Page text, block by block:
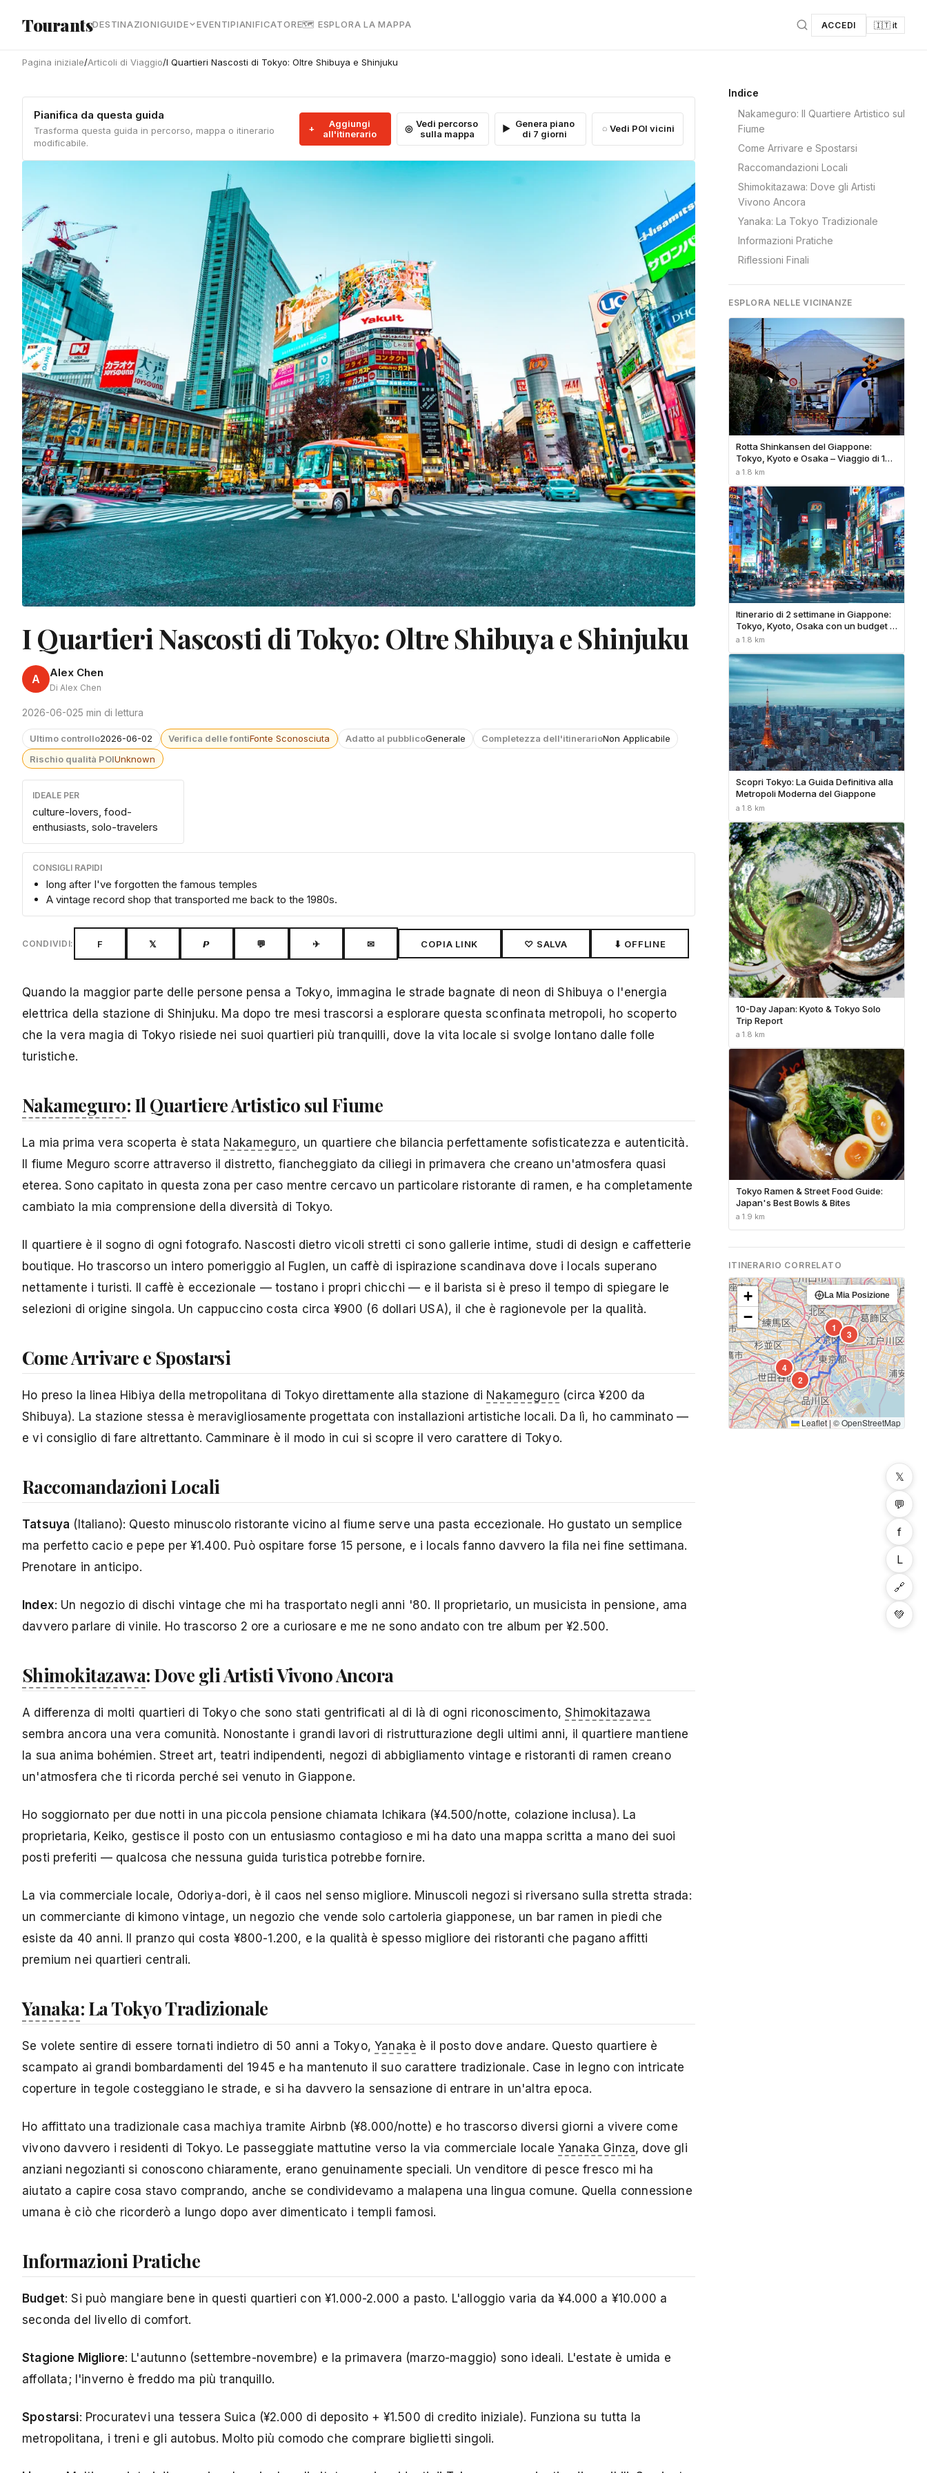
TourantsDESTINAZIONIGUIDE EVENTIPIANIFICATORE🗺 ESPLORA LA MAPPA ACCEDI 🇮🇹 it
Pagina iniziale/Articoli di Viaggio/I Quartieri Nascosti di Tokyo: Oltre Shibuya e Shinjuku
Pianifica da questa guida
Trasforma questa guida in percorso, mappa o itinerario
modificabile.
Aggiungi
all'itinerario
Vedi percorso
sulla mappa
Genera piano
di 7 giorni
Vedi POI vicini
I Quartieri Nascosti di Tokyo: Oltre Shibuya e Shinjuku
A Alex Chen
Di Alex Chen
2026-06-025 min di lettura
Ultimo controllo2026-06-02 Verifica delle fontiFonte Sconosciuta Adatto al pubblicoGenerale Completezza dell'itinerarioNon Applicabile
Rischio qualità POIUnknown
IDEALE PER
culture-lovers, food-
enthusiasts, solo-travelers
CONSIGLI RAPIDI
long after I've forgotten the famous temples
A vintage record shop that transported me back to the 1980s.
CONDIVIDI: F 𝕏 𝙋 💬 ✈ ✉ COPIA LINK ♡ SALVA ⬇ OFFLINE
Quando la maggior parte delle persone pensa a Tokyo, immagina le strade bagnate di neon di Shibuya o l'energia
elettrica della stazione di Shinjuku. Ma dopo tre mesi trascorsi a esplorare questa sconfinata metropoli, ho scoperto
che la vera magia di Tokyo risiede nei suoi quartieri più tranquilli, dove la vita locale si svolge lontano dalle folle
turistiche.
Nakameguro: Il Quartiere Artistico sul Fiume
La mia prima vera scoperta è stata Nakameguro, un quartiere che bilancia perfettamente sofisticatezza e autenticità.
Il fiume Meguro scorre attraverso il distretto, fiancheggiato da ciliegi in primavera che creano un'atmosfera quasi
eterea. Sono capitato in questa zona per caso mentre cercavo un particolare ristorante di ramen, e ha completamente
cambiato la mia comprensione della diversità di Tokyo.
Il quartiere è il sogno di ogni fotografo. Nascosti dietro vicoli stretti ci sono gallerie intime, studi di design e caffetterie
boutique. Ho trascorso un intero pomeriggio al Fuglen, un caffè di ispirazione scandinava dove i locals superano
nettamente i turisti. Il caffè è eccezionale — tostano i propri chicchi — e il barista si è preso il tempo di spiegare le
selezioni di origine singola. Un cappuccino costa circa ¥900 (6 dollari USA), il che è ragionevole per la qualità.
Come Arrivare e Spostarsi
Ho preso la linea Hibiya della metropolitana di Tokyo direttamente alla stazione di Nakameguro(circa ¥200 da
Shibuya). La stazione stessa è meravigliosamente progettata con installazioni artistiche locali. Da lì, ho camminato —
e vi consiglio di fare altrettanto. Camminare è il modo in cui si scopre il vero carattere di Tokyo.
Raccomandazioni Locali
Tatsuya (Italiano): Questo minuscolo ristorante vicino al fiume serve una pasta eccezionale. Ho gustato un semplice
ma perfetto cacio e pepe per ¥1.400. Può ospitare forse 15 persone, e i locals fanno davvero la fila nei fine settimana.
Prenotare in anticipo.
Index: Un negozio di dischi vintage che mi ha trasportato negli anni '80. Il proprietario, un musicista in pensione, ama
davvero parlare di vinile. Ho trascorso 2 ore a curiosare e me ne sono andato con tre album per ¥2.500.
Shimokitazawa: Dove gli Artisti Vivono Ancora
A differenza di molti quartieri di Tokyo che sono stati gentrificati al di là di ogni riconoscimento,Shimokitazawa
sembra ancora una vera comunità. Nonostante i grandi lavori di ristrutturazione degli ultimi anni, il quartiere mantiene
la sua anima bohémien. Street art, teatri indipendenti, negozi di abbigliamento vintage e ristoranti di ramen creano
un'atmosfera che ti ricorda perché sei venuto in Giappone.
Ho soggiornato per due notti in una piccola pensione chiamata Ichikara (¥4.500/notte, colazione inclusa). La
proprietaria, Keiko, gestisce il posto con un entusiasmo contagioso e mi ha dato una mappa scritta a mano dei suoi
posti preferiti — qualcosa che nessuna guida turistica potrebbe fornire.
La via commerciale locale, Odoriya-dori, è il caos nel senso migliore. Minuscoli negozi si riversano sulla stretta strada:
un commerciante di kimono vintage, un negozio che vende solo cartoleria giapponese, un bar ramen in piedi che
esiste da 40 anni. Il pranzo qui costa ¥800-1.200, e la qualità è spesso migliore dei ristoranti che pagano affitti
premium nei quartieri centrali.
Yanaka: La Tokyo Tradizionale
Se volete sentire di essere tornati indietro di 50 anni a Tokyo,Yanaka è il posto dove andare. Questo quartiere è
scampato ai grandi bombardamenti del 1945 e ha mantenuto il suo carattere tradizionale. Case in legno con intricate
coperture in tegole costeggiano le strade, e si ha davvero la sensazione di entrare in un'altra epoca.
Ho affittato una tradizionale casa machiya tramite Airbnb (¥8.000/notte) e ho trascorso diversi giorni a vivere come
vivono davvero i residenti di Tokyo. Le passeggiate mattutine verso la via commerciale locale Yanaka Ginza, dove gli
anziani negozianti si conoscono chiaramente, erano genuinamente speciali. Un venditore di pesce fresco mi ha
aiutato a capire cosa stavo comprando, anche se condividevamo a malapena una lingua comune. Quella connessione
umana è ciò che ricorderò a lungo dopo aver dimenticato i templi famosi.
Informazioni Pratiche
Budget: Si può mangiare bene in questi quartieri con ¥1.000-2.000 a pasto. L'alloggio varia da ¥4.000 a ¥10.000 a
seconda del livello di comfort.
Stagione Migliore: L'autunno (settembre-novembre) e la primavera (marzo-maggio) sono ideali. L'estate è umida e
affollata; l'inverno è freddo ma più tranquillo.
Spostarsi: Procuratevi una tessera Suica (¥2.000 di deposito + ¥1.500 di credito iniziale). Funziona su tutta la
metropolitana, i treni e gli autobus. Molto più comodo che comprare biglietti singoli.
Indice
Nakameguro: Il Quartiere Artistico sul
Fiume
Come Arrivare e Spostarsi
Raccomandazioni Locali
Shimokitazawa: Dove gli Artisti
Vivono Ancora
Yanaka: La Tokyo Tradizionale
Informazioni Pratiche
Riflessioni Finali
ESPLORA NELLE VICINANZE
Rotta Shinkansen del Giappone:
Tokyo, Kyoto e Osaka – Viaggio di 10
Giorni
a 1.8 km
Itinerario di 2 settimane in Giappone:
Tokyo, Kyoto, Osaka con un budget di
/giorno
a 1.8 km
Scopri Tokyo: La Guida Definitiva alla
Metropoli Moderna del Giappone
a 1.8 km
10-Day Japan: Kyoto & Tokyo Solo
Trip Report
a 1.8 km
Tokyo Ramen & Street Food Guide:
Japan's Best Bowls & Bites
a 1.9 km
ITINERARIO CORRELATO
1
2
3
4
5
+
−
La Mia Posizione
Leaflet | ©OpenStreetMap
𝕏
💬
f
L
🔗
💚